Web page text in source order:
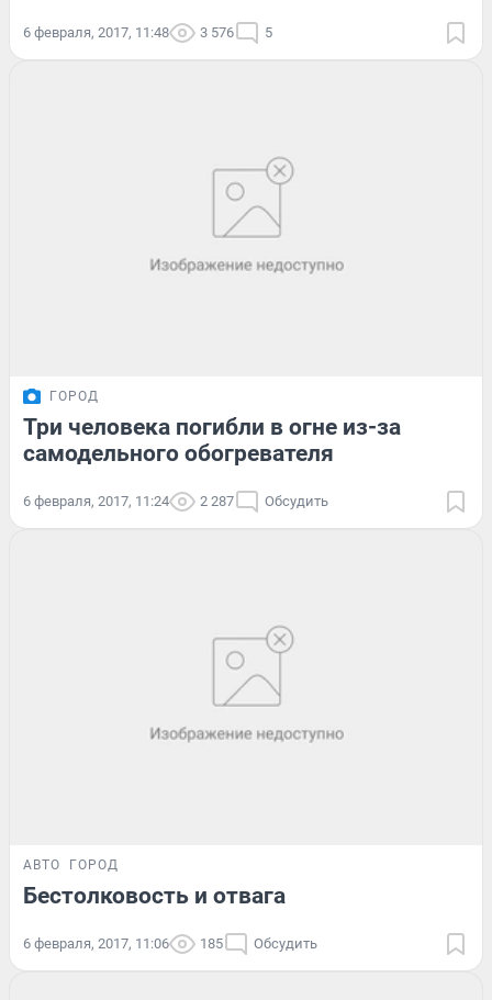
6 февраля, 2017, 11:48 3 576 5
ГОРОД
Три человека погибли в огне из-за
самодельного обогревателя
6 февраля, 2017, 11:24 2 287 Обсудить
АВТО ГОРОД
Бестолковость и отвага
6 февраля, 2017, 11:06 185 Обсудить